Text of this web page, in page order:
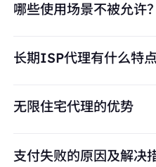
亚马逊、eBay、
保持每个店铺独立
长期稳定抓取竞品价
哪些使用场景不被允许？
滥用、未经授权访问、绕
业场景，包括公开网页数据
长期ISP代理有什么特点
无限住宅代理的优势
支付失败的原因及解决